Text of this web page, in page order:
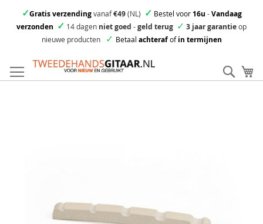
✓Gratis verzendingvanaf€49(NL) ✓ Bestel voor16u -Vandaag
verzonden ✓ 14 dagen niet goed -geld terug ✓ 3 jaar garantieop
nieuwe producten
✓ Betaal achterafofin termijnen
direct
door